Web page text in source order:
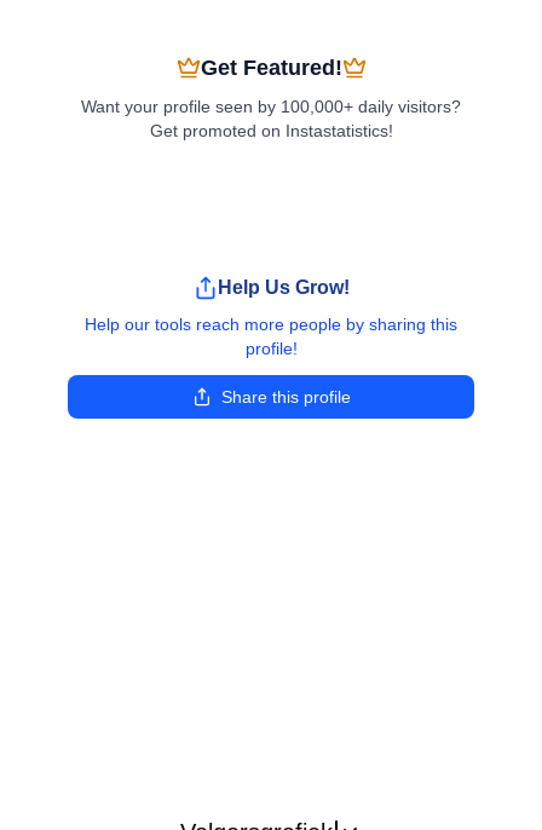
Get Featured!
Want your profile seen by 100,000+ daily visitors?
Get promoted on Instastatistics!
Help Us Grow!
Help our tools reach more people by sharing this
profile!
Share this profile